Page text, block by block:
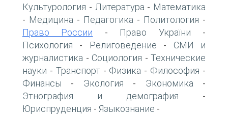
Культурология - Литература - Математика
- Медицина - Педагогика - Политология -
Право России - Право України -
Психология - Религоведение - СМИ и
журналистика - Социология - Технические
науки - Транспорт- Физика - Философия -
Финансы - Экология - Экономика -
Этнография и демография -
Юриспруденция - Языкознание -